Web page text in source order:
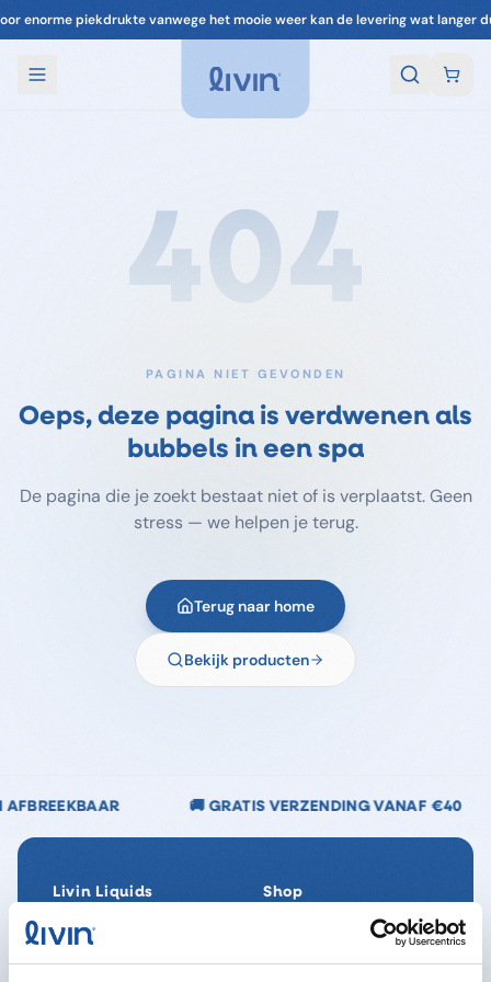
enorme piekdrukte vanwege het mooie weer kan de levering wat langer
404
PAGINA NIET GEVONDEN
Oeps, deze pagina is verdwenen als
bubbels in een spa
De pagina die je zoekt bestaat niet of is verplaatst. Geen
stress — we helpen je terug.
Terug naar home
Bekijk producten
🚚 GRATIS VERZENDING VANAF €40 🌿
Livin Liquids
Ons verhaal
Onze Impact
Shop
SpaReady